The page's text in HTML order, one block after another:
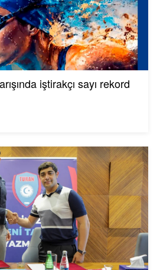
iştirakçı sayı rekord